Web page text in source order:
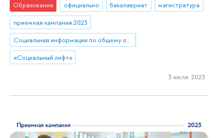
Образование официально бакалавриат
магистратура
приемная кампания 2023
Социальная информация по общему образованию
«Социальный лифт»
3 июля 2023